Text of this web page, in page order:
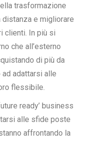
trasformazione
e migliorare
clienti. In più si
che all’esterno
di più da
adattarsi alle
flessibile.
ready’ business
alle sfide poste
affrontando la